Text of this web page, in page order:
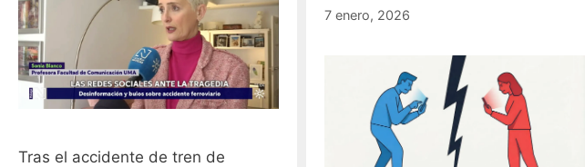
Tras el accidente de tren de
7 enero, 2026